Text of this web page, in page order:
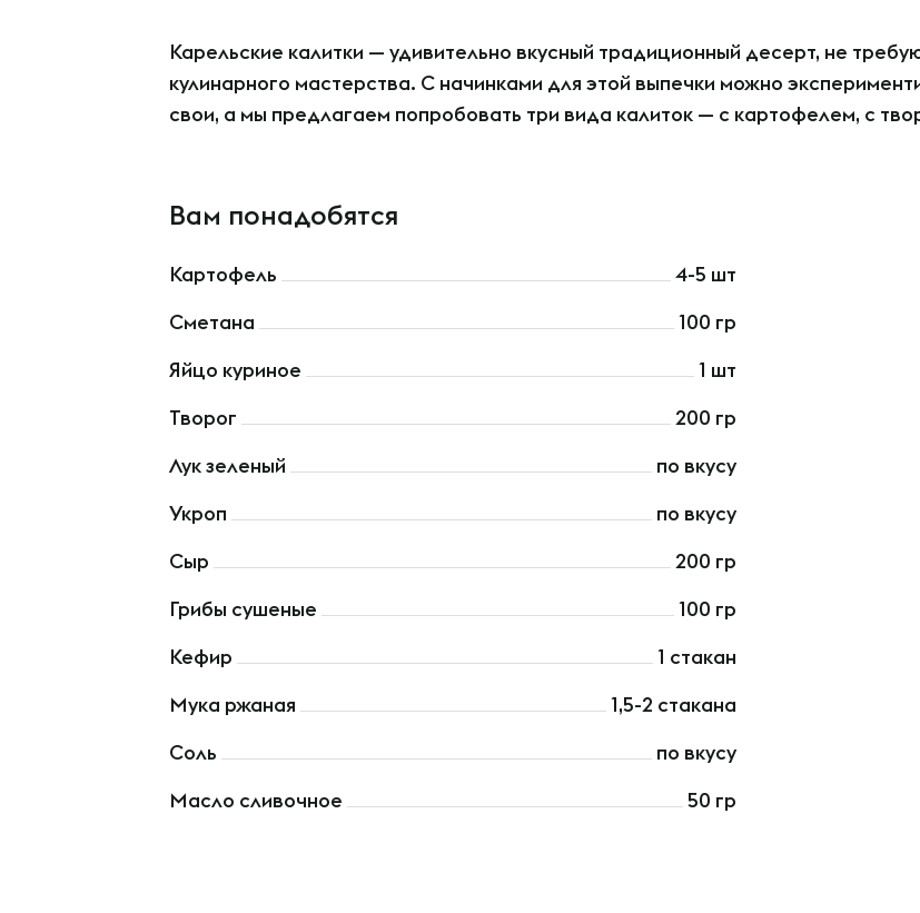
Карельские калитки — удивительно вкусный традиционный десерт, не
кулинарного мастерства. С начинками для этой выпечки можно
свои, а мы предлагаем попробовать три вида калиток — с картофелем, с
Вам понадобятся
Картофель 4-5 шт
Сметана 100 гр
Яйцо куриное 1 шт
Творог 200 гр
Лук зеленый по вкусу
Укроп по вкусу
Сыр 200 гр
Грибы сушеные 100 гр
Кефир 1 стакан
Мука ржаная 1,5-2 стакана
Соль по вкусу
Масло сливочное 50 гр